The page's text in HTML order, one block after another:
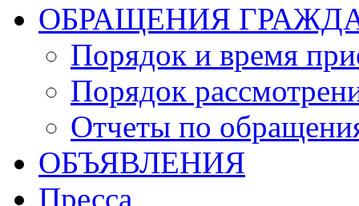
ОБРАЩЕНИЯ
Порядок и время
Порядок
Отчеты по
ОБЪЯВЛЕНИЯ
Пресса